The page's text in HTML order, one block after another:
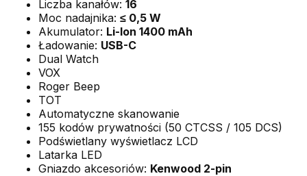
Liczba kanałów: 16
Moc nadajnika: ≤ 0,5 W
Akumulator: Li-Ion 1400 mAh
Ładowanie: USB-C
Dual Watch
VOX
Roger Beep
TOT
Automatyczne skanowanie
155 kodów prywatności (50 CTCSS / 105 DCS)
Podświetlany wyświetlacz LCD
Latarka LED
Gniazdo akcesoriów: Kenwood 2-pin